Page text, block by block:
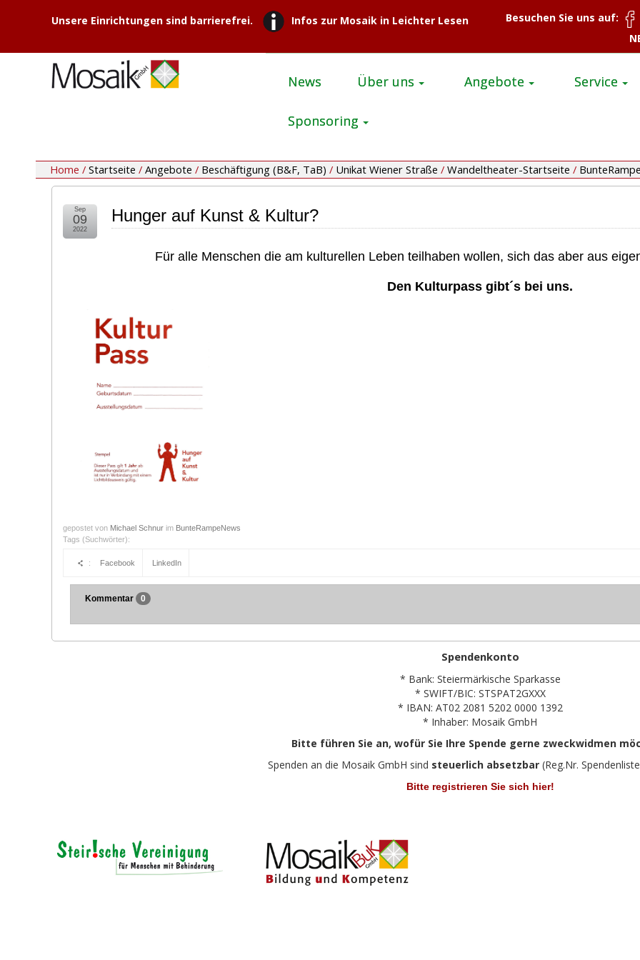
Unsere Einrichtungen sind barrierefrei. Infos zur Mosaik in Leichter Lesen Besuchen Sie uns auf:
News Über uns Angebote Service
Sponsoring
Home / Startseite / Angebote / Beschäftigung (B&F, TaB) / Unikat Wiener Straße / Wandeltheater-Startseite /
Hunger auf Kunst & Kultur?
Sep
09
2022
Für alle Menschen die am kulturellen Leben teilhaben wollen, sich das aber aus
Den Kulturpass gibt´s bei uns.
gepostet von Michael Schnur im BunteRampeNews
Tags (Suchwörter):
: Facebook LinkedIn
Kommentar 0
Spendenkonto
* Bank: Steiermärkische Sparkasse
* SWIFT/BIC: STSPAT2GXXX
* IBAN: AT02 2081 5202 0000 1392
* Inhaber: Mosaik GmbH
Bitte führen Sie an, wofür Sie Ihre Spende gerne zweckwidmen
Spenden an die Mosaik GmbH sind steuerlich absetzbar (Reg.Nr.
Bitte registrieren Sie sich hier!